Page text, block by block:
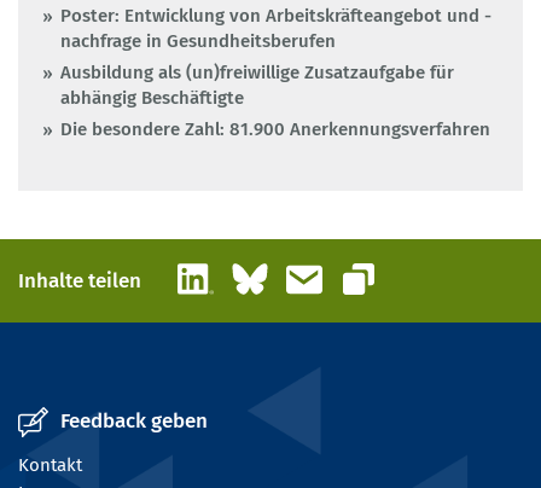
Poster: Entwicklung von Arbeitskräfteangebot und -
nachfrage in Gesundheitsberufen
Ausbildung als (un)freiwillige Zusatzaufgabe für
abhängig Beschäftigte
Die besondere Zahl: 81.900 Anerkennungsverfahren
Inhalte teilen LinkedInBlueskyE-Mail
Link kopieren
Feedback geben
Kontakt